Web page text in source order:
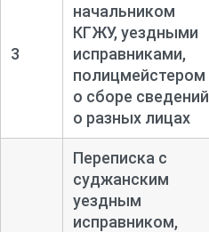
3
начальником
КГЖУ, уездными
исправниками,
полицмейстером
о сборе сведений
о разных лицах
Переписка с
суджанским
уездным
исправником,